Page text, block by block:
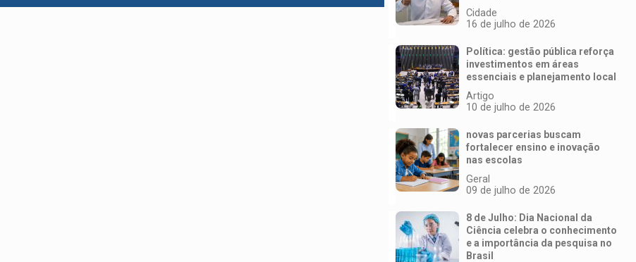
Cidade
16 de julho de 2026
Política: gestão pública reforça
investimentos em áreas
essenciais e planejamento local
Artigo
10 de julho de 2026
novas parcerias buscam
fortalecer ensino e inovação
nas escolas
Geral
09 de julho de 2026
8 de Julho: Dia Nacional da
Ciência celebra o conhecimento
e a importância da pesquisa no
Brasil